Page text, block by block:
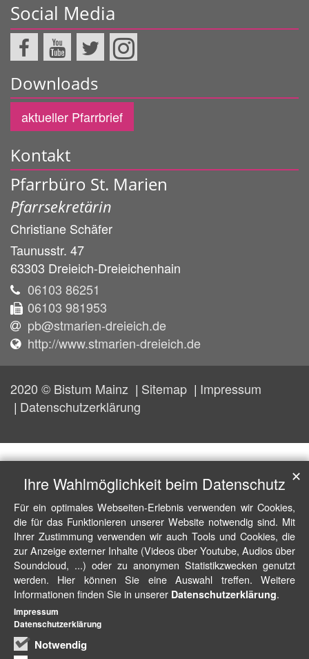
Social Media
Downloads
aktueller Pfarrbrief
Kontakt
Pfarrbüro St. Marien
Pfarrsekretärin
Christiane Schäfer
Taunusstr. 47
63303 Dreieich-Dreieichenhain
06103 86251
06103 981953
pb@stmarien-dreieich.de
http://www.stmarien-dreieich.de
2020 © Bistum Mainz Sitemap
Impressum
Datenschutzerklärung
Ihre Wahlmöglichkeit beim Datenschutz
Für ein optimales Webseiten-Erlebnis verwenden wir Cookies,
die für das Funktionieren unserer Website notwendig sind. Mit
Ihrer Zustimmung verwenden wir auch Tools und Cookies, die
zur Anzeige externer Inhalte (Videos über Youtube, Audios über
Soundcloud, ...) oder zu anonymen Statistikzwecken genutzt
werden. Hier können Sie eine Auswahl treffen. Weitere
Informationen finden Sie in unserer Datenschutzerklärung.
Notwendig
✕
Impressum
Datenschutzerklärung